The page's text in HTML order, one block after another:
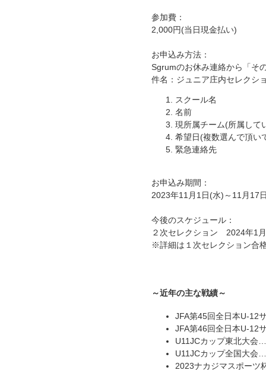
参加費：
2,000円(当日現金払い)
お申込み方法：
Sgrumのお休み連絡から「そ
件名：ジュニア庄内セレクシ
スクール名
名前
現所属チーム(所属して
希望日(複数選んで頂い
緊急連絡先
お申込み期間：
2023年11月1日(水)～11月17
今後のスケジュール：
２次セレクション 2024年1
※詳細は１次セレクション合
～近年の主な戦績～
JFA第45回全日本U-12
JFA第46回全日本U-12
U11JCカップ東北大会
U11JCカップ全国大会
2023ナカジマスポーツ